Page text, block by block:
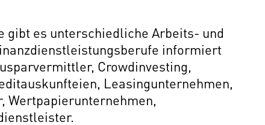
gibt es unterschiedliche Arbeits- und
informiert
Crowdinvesting,
Leasingunternehmen,
Wertpapierunternehmen,